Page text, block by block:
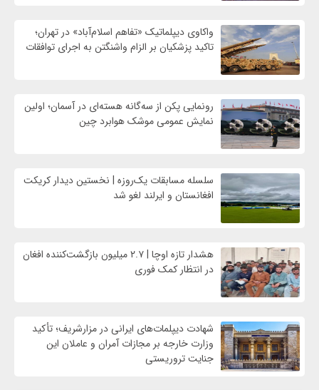
واکاوی دیپلماتیک «تفاهم اسلام‌آباد» در تهران؛
تاکید پزشکیان بر الزام واشنگتن به اجرای توافقات
رونمایی پکن از سه‌گانه هسته‌ای در آسمان؛ اولین
نمایش عمومی موشک هوابرد چین
سلسله مسابقات یک‌روزه | نخستین دیدار کریکت
افغانستان و ایرلند لغو شد
هشدار تازه اوچا | ۲.۷ میلیون بازگشت‌کننده افغان
در انتظار کمک فوری
شهادت‌ دیپلمات‌های ایرانی در مزارشریف؛ تأکید
وزارت خارجه بر مجازات آمران و عاملان این
جنایت تروریستی